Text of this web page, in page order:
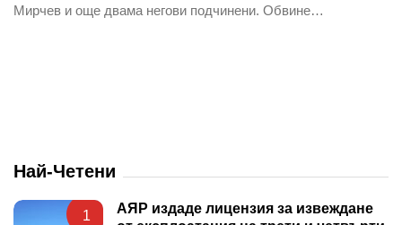
Мирчев и още двама негови подчинени. Обвине…
Най-Четени
1
АЯР издаде лицензия за извеждане